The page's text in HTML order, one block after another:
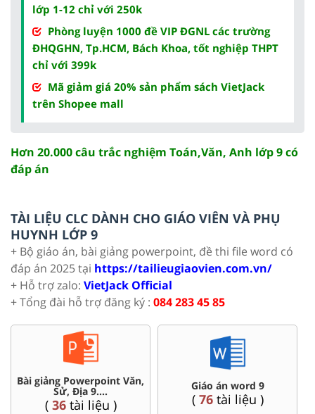
lớp 1-12 chỉ với 250k
Phòng luyện 1000 đề VIP ĐGNL các trường
ĐHQGHN, Tp.HCM, Bách Khoa, tốt nghiệp THPT
chỉ với 399k
Mã giảm giá 20% sản phẩm sách VietJack
trên Shopee mall
Hơn 20.000 câu trắc nghiệm Toán,Văn, Anh lớp 9 có
đáp án
TÀI LIỆU CLC DÀNH CHO GIÁO VIÊN VÀ PHỤ
HUYNH LỚP 9
+ Bộ giáo án, bài giảng powerpoint, đề thi file word có
đáp án 2025 tại https://tailieugiaovien.com.vn/
+ Hỗ trợ zalo: VietJack Official
+ Tổng đài hỗ trợ đăng ký : 084 283 45 85
Chuyên đề dạy thêm Toán,
Lí, Hóa ...9
( 77tài liệu )
Đề thi HSG 9
(9tài liệu )